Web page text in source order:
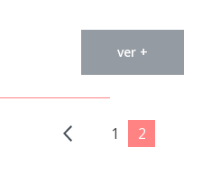
ver +
1 2